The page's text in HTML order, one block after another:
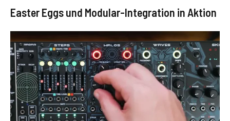
Easter Eggs und Modular-Integration in Aktion